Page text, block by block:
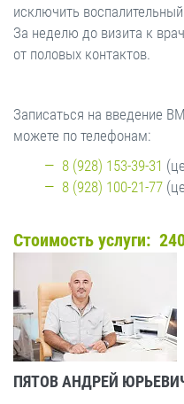
исключить
За неделю до визита к
от половых контактов. ⁠
Записаться на введение
можете по телефонам:
8 (928) 153-39-31
8 (928) 100-21-77
Стоимость услуги:
ПЯТОВ АНДРЕЙ